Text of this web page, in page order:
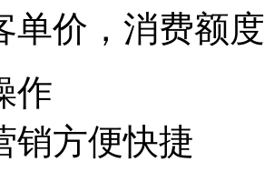
单价，消费额度
作
销方便快捷